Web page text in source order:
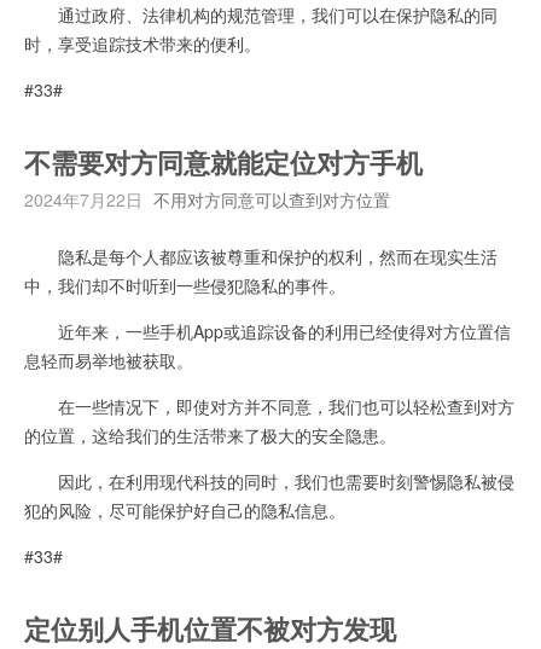
通过政府、法律机构的规范管理，我们可以在保护隐私的同
时，享受追踪技术带来的便利。
#33#
不需要对方同意就能定位对方手机
2024年7月22日 不用对方同意可以查到对方位置
隐私是每个人都应该被尊重和保护的权利，然而在现实生活
中，我们却不时听到一些侵犯隐私的事件。
近年来，一些手机App或追踪设备的利用已经使得对方位置信
息轻而易举地被获取。
在一些情况下，即使对方并不同意，我们也可以轻松查到对方
的位置，这给我们的生活带来了极大的安全隐患。
因此，在利用现代科技的同时，我们也需要时刻警惕隐私被侵
犯的风险，尽可能保护好自己的隐私信息。
#33#
定位别人手机位置不被对方发现